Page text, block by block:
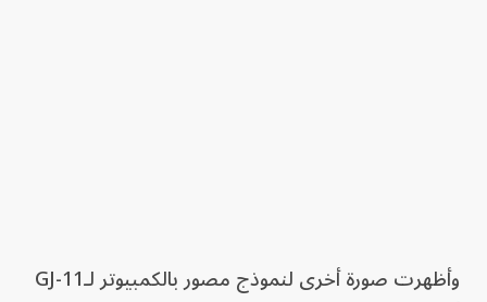
وأظهرت صورة أخرى لنموذج مصور بالكمبيوتر لـGJ-11